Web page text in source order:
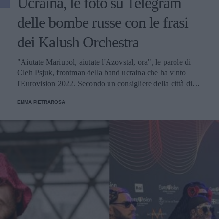
delle bombe russe con le frasi
dei Kalush Orchestra
"Aiutate Mariupol, aiutate l'Azovstal, ora", le parole di
Oleh Psjuk, frontman della band ucraina che ha vinto
l'Eurovision 2022. Secondo un consigliere della città di
dell'esercito russo.
EMMA PIETRAROSA